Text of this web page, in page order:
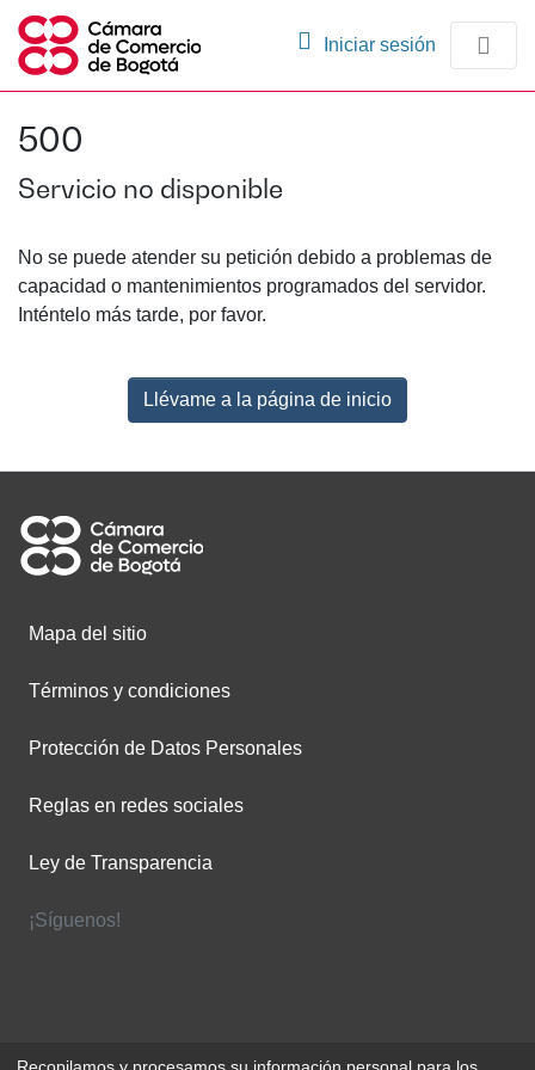
Iniciar sesión (current)
500
Servicio no disponible
No se puede atender su petición debido a problemas de
capacidad o mantenimientos programados del servidor.
Inténtelo más tarde, por favor.
Llévame a la página de inicio
Mapa del sitio
Términos y condiciones
Protección de Datos Personales
Reglas en redes sociales
Ley de Transparencia
¡Síguenos!